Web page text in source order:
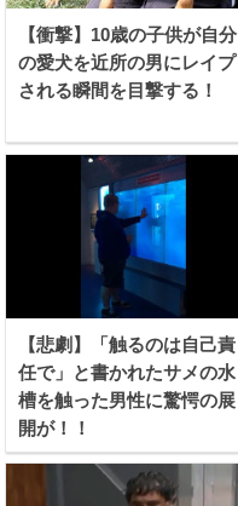
【衝撃】10歳の子供が自分
の愛犬を近所の男にレイプ
される瞬間を目撃する！
【悲劇】「触るのは自己責
任で」と書かれたサメの水
槽を触った男性に驚愕の展
開が！！